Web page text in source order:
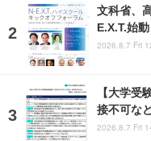
文科省、
E.X.T.始動
2026.8.7 Fri
【大学受
接不可な
2026.8.7 Fri